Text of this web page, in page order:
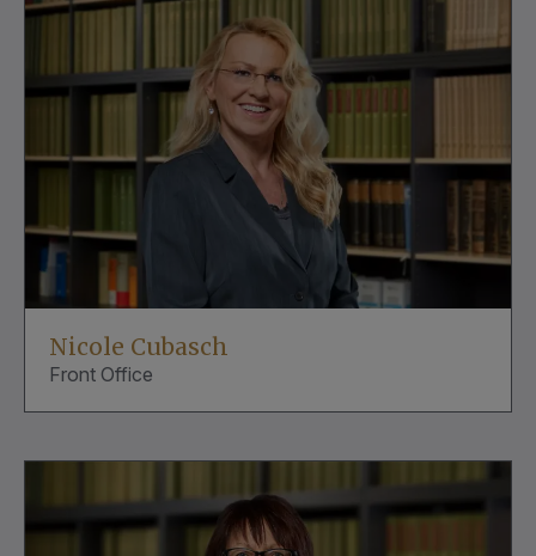
Nicole Cubasch
Front Office